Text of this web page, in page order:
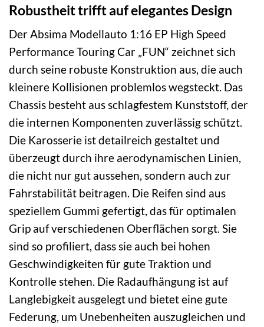
Robustheit trifft auf elegantes Design
Der Absima Modellauto 1:16 EP High Speed
Performance Touring Car „FUN“ zeichnet sich
durch seine robuste Konstruktion aus, die auch
kleinere Kollisionen problemlos wegsteckt. Das
Chassis besteht aus schlagfestem Kunststoff, der
die internen Komponenten zuverlässig schützt.
Die Karosserie ist detailreich gestaltet und
überzeugt durch ihre aerodynamischen Linien,
die nicht nur gut aussehen, sondern auch zur
Fahrstabilität beitragen. Die Reifen sind aus
speziellem Gummi gefertigt, das für optimalen
Grip auf verschiedenen Oberflächen sorgt. Sie
sind so profiliert, dass sie auch bei hohen
Geschwindigkeiten für gute Traktion und
Kontrolle stehen. Die Radaufhängung ist auf
Langlebigkeit ausgelegt und bietet eine gute
Federung, um Unebenheiten auszugleichen und